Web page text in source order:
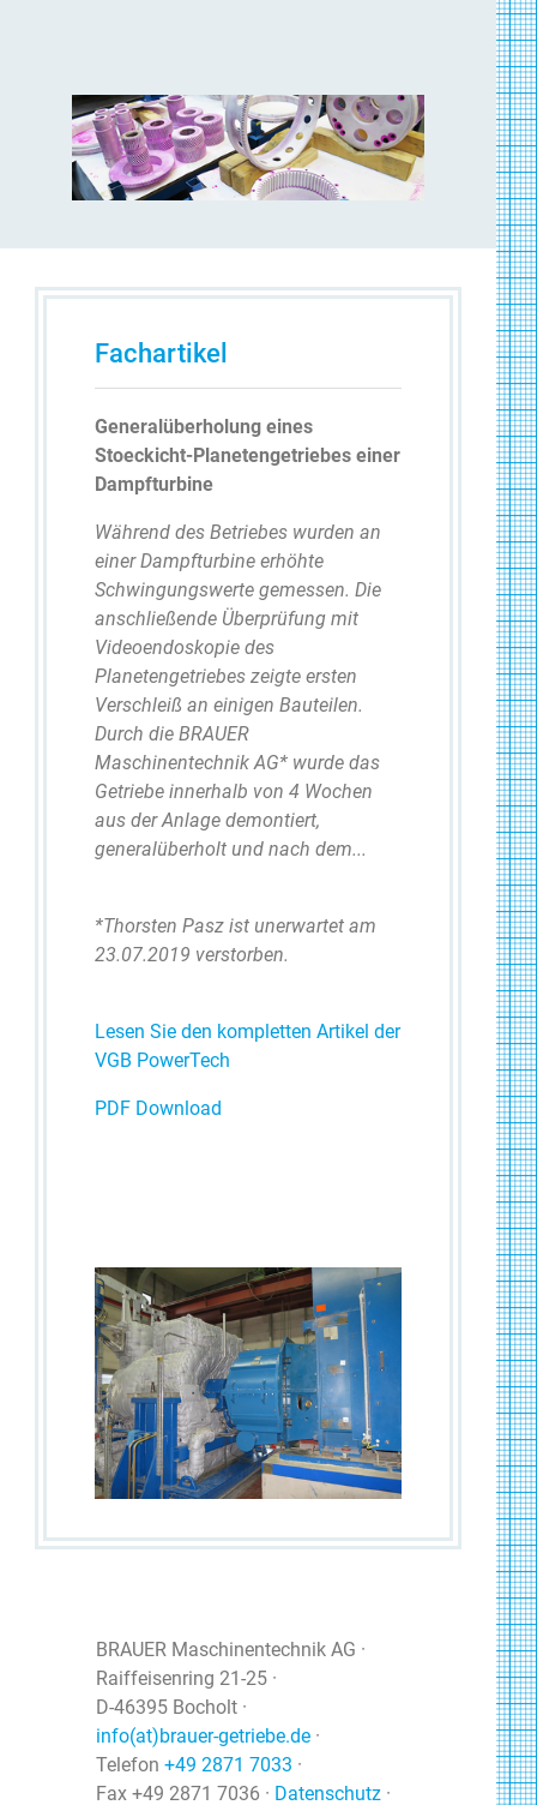
Fachartikel
Generalüberholung eines
Stoeckicht-Planetengetriebes einer
Dampfturbine
Während des Betriebes wurden an
einer Dampfturbine erhöhte
Schwingungswerte gemessen. Die
anschließende Überprüfung mit
Videoendoskopie des
Planetengetriebes zeigte ersten
Verschleiß an einigen Bauteilen.
Durch die BRAUER
Maschinentechnik AG* wurde das
Getriebe innerhalb von 4 Wochen
aus der Anlage demontiert,
generalüberholt und nach dem...
*Thorsten Pasz ist unerwartet am
23.07.2019 verstorben.
Lesen Sie den kompletten Artikel der
VGB PowerTech
PDF Download
BRAUER Maschinentechnik AG ·
Raiffeisenring 21-25 ·
D-46395 Bocholt ·
info(at)brauer-getriebe.de ·
Telefon +49 2871 7033 ·
Fax +49 2871 7036 · Datenschutz ·